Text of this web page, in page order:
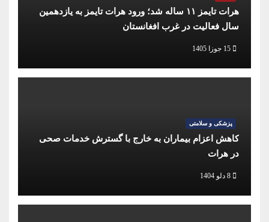
هرات تایمز ۱۱ ساله شد؛ ورود هرات تایمز به یازدهمین
سال فعالیت در غرب افغانستان
15 جوزا 1405
پزشکی و سلامتی
کاهش اعزام بیماران به خارج با گسترش خدمات صحی
در هرات
8 دلو 1404